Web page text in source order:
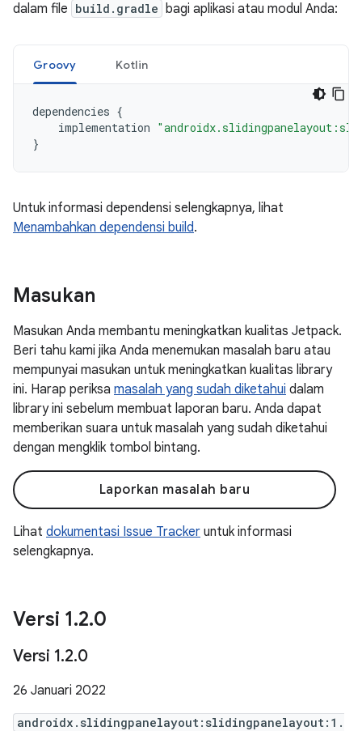
dalam file build.gradle bagi aplikasi atau modul Anda:
Groovy Kotlin
dependencies {
implementation
}
Untuk informasi dependensi selengkapnya, lihat
Menambahkan dependensi build.
Masukan
Masukan Anda membantu meningkatkan kualitas Jetpack.
Beri tahu kami jika Anda menemukan masalah baru atau
mempunyai masukan untuk meningkatkan kualitas library
ini. Harap periksa masalah yang sudah diketahui dalam
library ini sebelum membuat laporan baru. Anda dapat
memberikan suara untuk masalah yang sudah diketahui
dengan mengklik tombol bintang.
Laporkan masalah baru
Lihat dokumentasi Issue Tracker untuk informasi
selengkapnya.
Versi 1.2.0
Versi 1.2.0
26 Januari 2022
androidx.slidingpanelayout:slidingpanelayout:1.